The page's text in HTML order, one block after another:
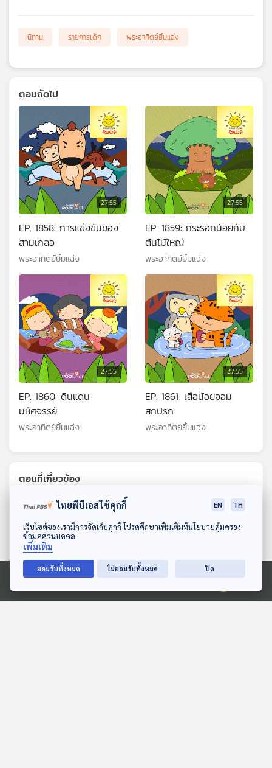
ดาวน์โหลด Thai PBS Podcast Application
Ⓒ 2020 องค์การกระจายเสียงและแพร่ภาพสาธารณะแห่งประเทศไทย
นิทาน รายการเด็ก พระอาทิตย์ยิ้มแฉ่ง
ตอนถัดไป
27:55
EP. 1858: การแข่งขันของ
สามเกลอ
พระอาทิตย์ยิ้มแฉ่ง
27:55
EP. 1859: กระรอกน้อยกับ
ต้นไม้ใหญ่
พระอาทิตย์ยิ้มแฉ่ง
27:55
EP. 1860: ดินแดน
มหัศจรรย์
พระอาทิตย์ยิ้มแฉ่ง
27:55
EP. 1861: เสือน้อยจอม
สกปรก
พระอาทิตย์ยิ้มแฉ่ง
ตอนที่เกี่ยวข้อง
ไทยพีบีเอสใช้คุกกี้ EN TH
เว็บไซต์ของเรามีการจัดเก็บคุกกี้ โปรดศึกษาเพิ่มเติมที่นโยบายคุ้มครอง
ข้อมูลส่วนบุคคล
เพิ่มเติม
ยอมรับทั้งหมด ไม่ยอมรับทั้งหมด ปิด